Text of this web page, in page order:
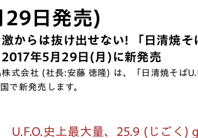
29日発売)
激からは抜け出せない! 「日清焼そ
年5月29日(月)に新発売
株式会社 (社長:安藤 徳隆) は、「日清焼そば
で新発売します。
U.F.O.史上最大量、25.9 (じごく)